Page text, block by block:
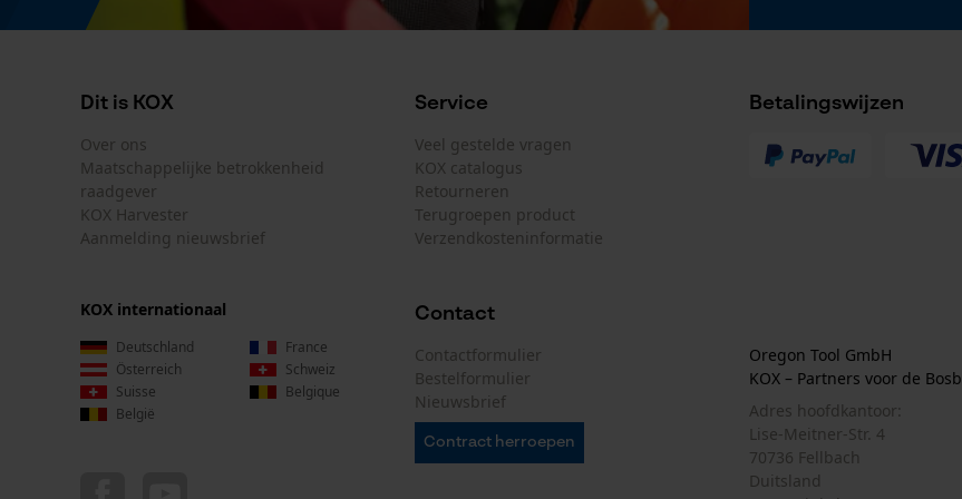
Dit is KOX
Over ons
Maatschappelijke betrokkenheid
raadgever
KOX Harvester
Aanmelding nieuwsbrief
Service
Veel gestelde vragen
KOX catalogus
Retourneren
Terugroepen product
Verzendkosteninformatie
Betalingswijzen
Contact
Contactformulier
Bestelformulier
Nieuwsbrief
Contract herroepen
Oregon Tool GmbH
KOX – Partners voor de
Adres hoofdkantoor:
Lise-Meitner-Str. 4
70736 Fellbach
Duitsland
KOX internationaal
Deutschland
France
Österreich
Schweiz
Suisse
Belgique
België
De keuze voor gegevensverwerking
Fact-Finder Tracking
Prestatie en functionele Cookies